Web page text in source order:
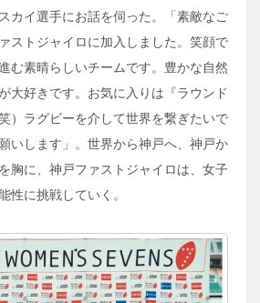
カイ選手にお話を伺った。「素敵なご
ストジャイロに加入しました。笑顔で
む素晴らしいチームです。豊かな自然
大好きです。お気に入りは『ラウンド
）ラグビーを介して世界を繋ぎたいで
いします」。世界から神戸へ、神戸か
胸に、神戸ファストジャイロは、女子
性に挑戦していく。